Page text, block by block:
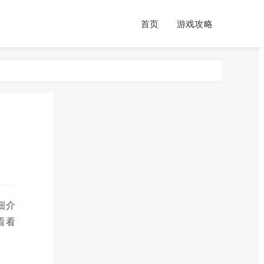
首页 游戏攻略
介
看